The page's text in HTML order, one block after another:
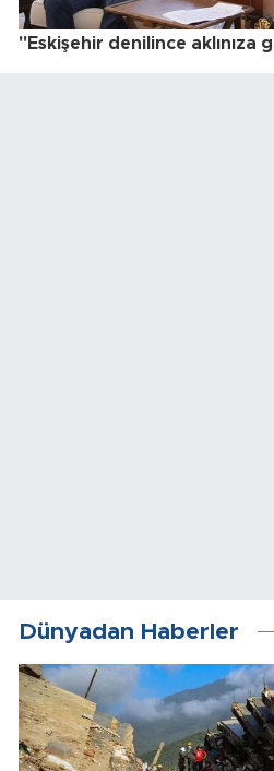
"Eskişehir denilince aklınıza
Dünyadan Haberler